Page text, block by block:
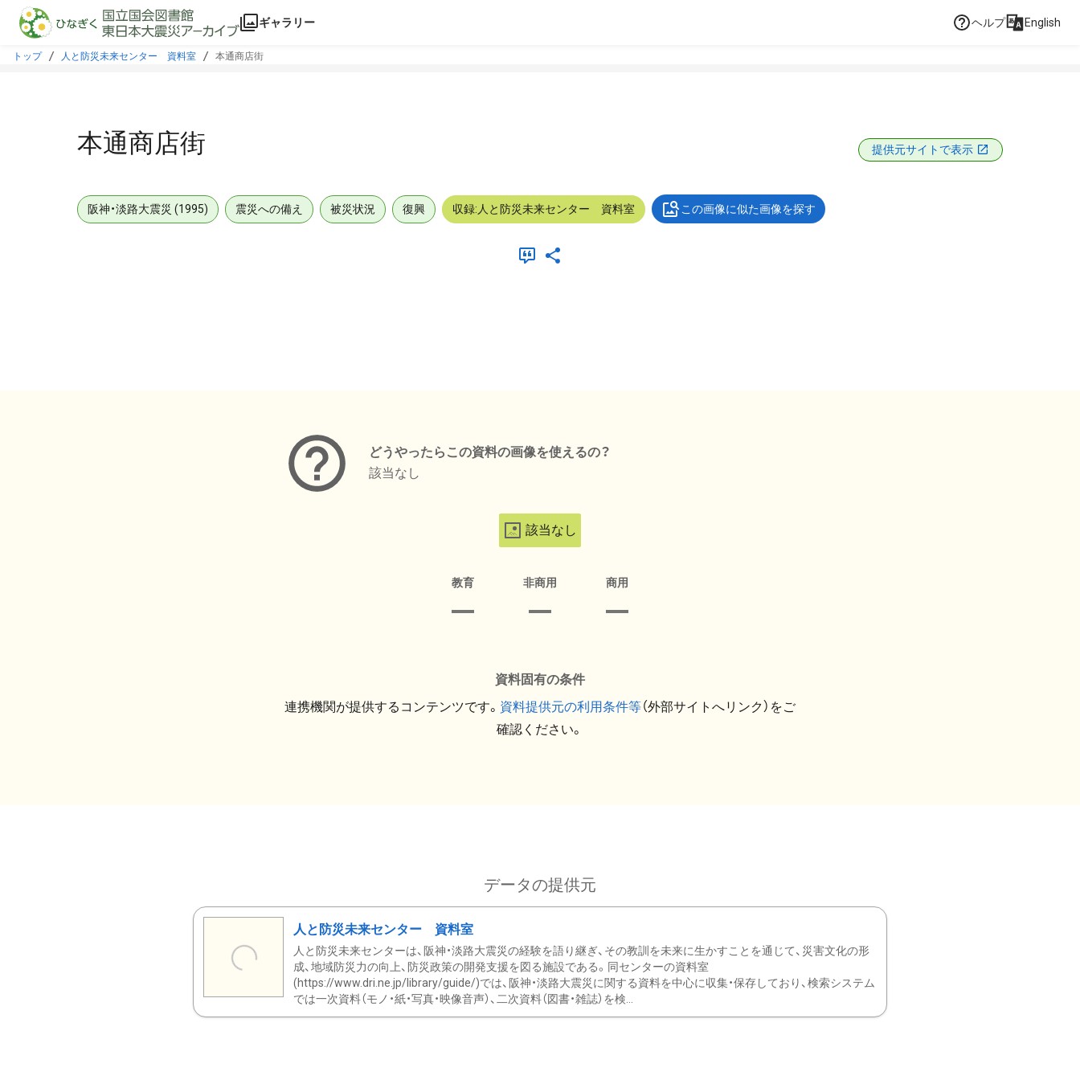
本文に飛ぶ
ギャラリー ヘルプ English
トップ 人と防災未来センター 資料室 本通商店街
本通商店街 提供元サイトで表示
阪神・淡路大震災 (1995) 震災への備え 被災状況 復興 収録:人と防災未来センター 資料室 この画像に似た画像を探す
どうやったらこの資料の画像を使えるの？
該当なし
該当なし
教育 非商用 商用
資料固有の条件
連携機関が提供するコンテンツです。 資料提供元の利用条件等（外部サイトへリンク）をご
確認ください。
データの提供元
人と防災未来センター 資料室
人と防災未来センターは、阪神・淡路大震災の経験を語り継ぎ、その教訓を未来に生かすことを通じて、災害文化の形
成、地域防災力の向上、防災政策の開発支援を図る施設である。同センターの資料室
(https://www.dri.ne.jp/library/guide/)では、阪神・淡路大震災に関する資料を中心に収集・保存しており、検索システム
では一次資料（モノ・紙・写真・映像音声）、二次資料（図書・雑誌）を検...